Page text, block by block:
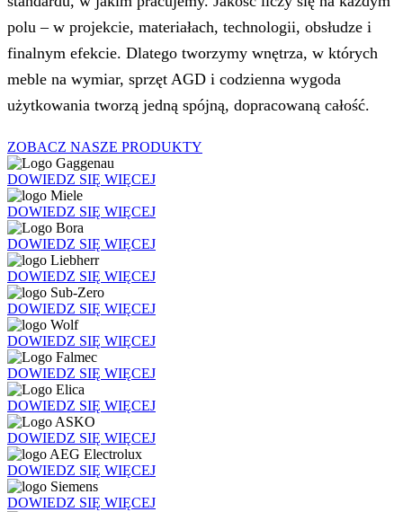
polu – w projekcie, materiałach, technologii, obsłudze i
finalnym efekcie. Dlatego tworzymy wnętrza, w których
meble na wymiar, sprzęt AGD i codzienna wygoda
użytkowania tworzą jedną spójną, dopracowaną całość.
ZOBACZ NASZE PRODUKTY
DOWIEDZ SIĘ WIĘCEJ
DOWIEDZ SIĘ WIĘCEJ
DOWIEDZ SIĘ WIĘCEJ
DOWIEDZ SIĘ WIĘCEJ
DOWIEDZ SIĘ WIĘCEJ
DOWIEDZ SIĘ WIĘCEJ
DOWIEDZ SIĘ WIĘCEJ
DOWIEDZ SIĘ WIĘCEJ
DOWIEDZ SIĘ WIĘCEJ
DOWIEDZ SIĘ WIĘCEJ
DOWIEDZ SIĘ WIĘCEJ